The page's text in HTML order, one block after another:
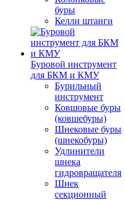
буры
Келли штанги
Буровой инструмент
для БКМ и КМУ
Бурильный
инструмент
Ковшовые буры
(ковшебуры)
Шнековые буры
(шнекобуры)
Удлинители
шнека
гидровращателя
Шнек
секционный